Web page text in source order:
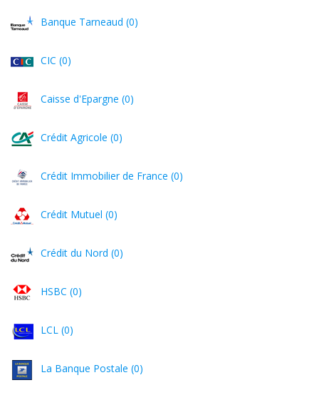
Banque Tarneaud (0)
CIC (0)
Caisse d'Epargne (0)
Crédit Agricole (0)
Crédit Immobilier de France (0)
Crédit Mutuel (0)
Crédit du Nord (0)
HSBC (0)
LCL (0)
La Banque Postale (0)